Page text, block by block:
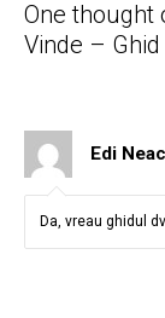
One thought
Vinde –
Edi
Da, vreau ghidul